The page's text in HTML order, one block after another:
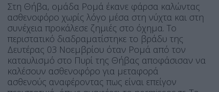
Στη Θήβα, ομάδα Ρομά έκανε φάρσα καλώντας
ασθενοφόρο χωρίς λόγο μέσα στη νύχτα και στη
συνέχεια προκάλεσε ζημιές στο όχημα. Το
περιστατικό διαδραματίστηκε το βράδυ της
Δευτέρας 03 Νοεμβρίου όταν Ρομά από τον
καταυλισμό στο Πυρί της Θήβας αποφάσισαν να
καλέσουν ασθενοφόρο για μεταφορά
ασθενούς αναφέροντας πως είναι επείγον